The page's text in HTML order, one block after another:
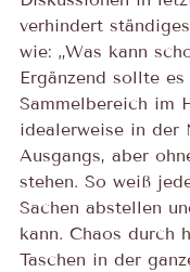
verhindert
wie: „Was kann
Ergänzend sollte
Sammelbereich im
idealerweise in der
Ausgangs, aber
stehen. So weiß
Sachen abstellen
kann. Chaos durch
Taschen in der